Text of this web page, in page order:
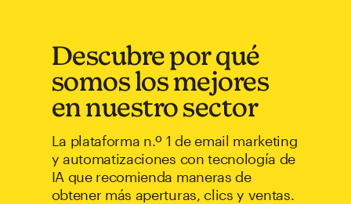
Descubre por qué
somos los mejores
en nuestro sector
La plataforma n.º 1 de email marketing
y automatizaciones con tecnología de
IA que recomienda maneras de
obtener más aperturas, clics y ventas.